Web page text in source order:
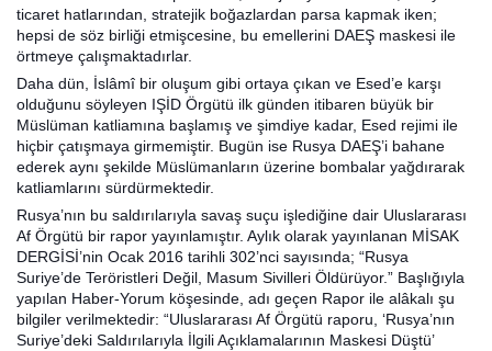
ticaret hatlarından, stratejik boğazlardan parsa kapmak iken;
hepsi de söz birliği etmişcesine, bu emellerini DAEŞ maskesi ile
örtmeye çalışmaktadırlar.
Daha dün, İslâmî bir oluşum gibi ortaya çıkan ve Esed’e karşı
olduğunu söyleyen IŞİD Örgütü ilk günden itibaren büyük bir
Müslüman katliamına başlamış ve şimdiye kadar, Esed rejimi ile
hiçbir çatışmaya girmemiştir. Bugün ise Rusya DAEŞ’i bahane
ederek aynı şekilde Müslümanların üzerine bombalar yağdırarak
katliamlarını sürdürmektedir.
Rusya’nın bu saldırılarıyla savaş suçu işlediğine dair Uluslararası
Af Örgütü bir rapor yayınlamıştır. Aylık olarak yayınlanan MİSAK
DERGİSİ’nin Ocak 2016 tarihli 302’nci sayısında; “Rusya
Suriye’de Teröristleri Değil, Masum Sivilleri Öldürüyor.” Başlığıyla
yapılan Haber-Yorum köşesinde, adı geçen Rapor ile alâkalı şu
bilgiler verilmektedir: “Uluslararası Af Örgütü raporu, ‘Rusya’nın
Suriye’deki Saldırılarıyla İlgili Açıklamalarının Maskesi Düştü’